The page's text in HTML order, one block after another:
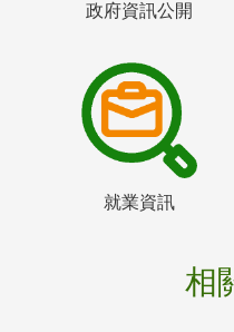
政府資訊公開
就業資訊
相